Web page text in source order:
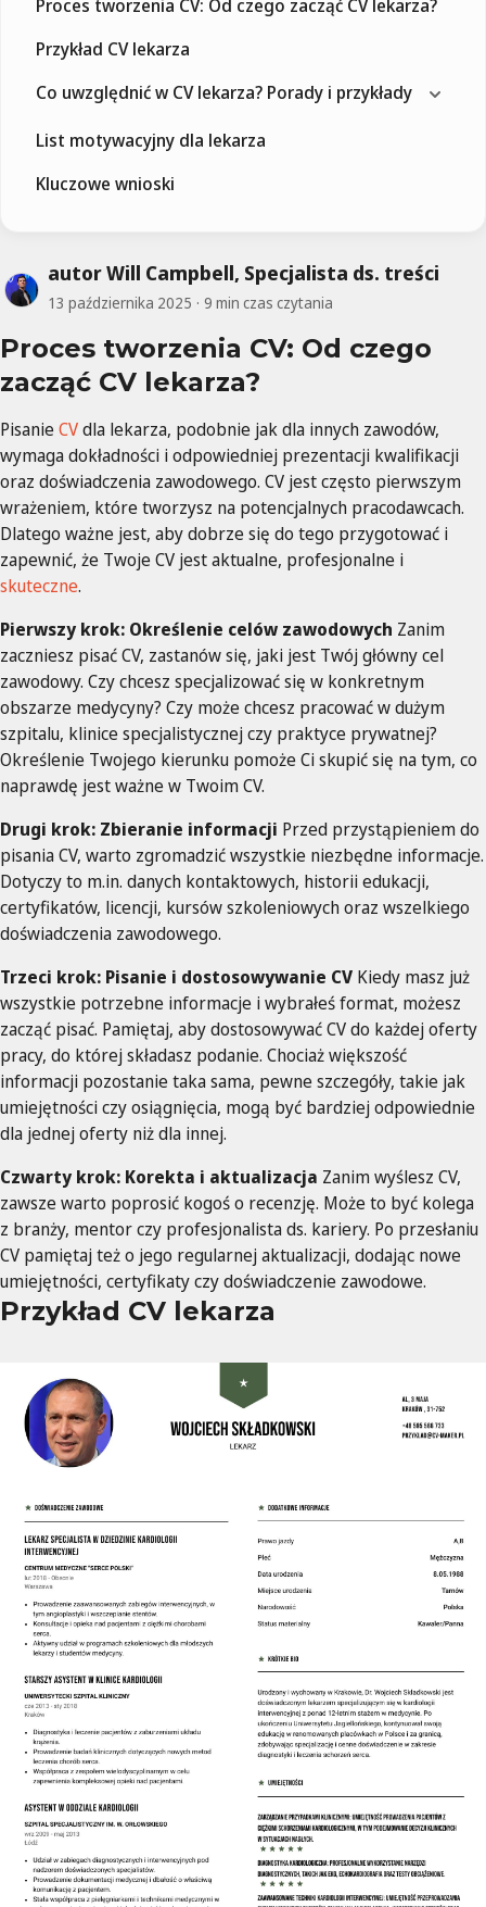
autor Will Campbell, Specjalista ds. treści
13 października 2025 9 min czas czytania
Proces tworzenia CV: Od czego
zacząć CV lekarza?
PisanieCVdla lekarza, podobnie jak dla innych zawodów,
wymaga dokładności i odpowiedniej prezentacji kwalifikacji
oraz doświadczenia zawodowego. CV jest często pierwszym
wrażeniem, które tworzysz na potencjalnych pracodawcach.
Dlatego ważne jest, aby dobrze się do tego przygotować i
zapewnić, że Twoje CV jest aktualne, profesjonalne i
skuteczne.
Pierwszy krok: Określenie celów zawodowych Zanim
zaczniesz pisać CV, zastanów się, jaki jest Twój główny cel
zawodowy. Czy chcesz specjalizować się w konkretnym
obszarze medycyny? Czy może chcesz pracować w dużym
szpitalu, klinice specjalistycznej czy praktyce prywatnej?
Określenie Twojego kierunku pomoże Ci skupić się na tym, co
naprawdę jest ważne w Twoim CV.
Drugi krok: Zbieranie informacji Przed przystąpieniem do
pisania CV, warto zgromadzić wszystkie niezbędne informacje.
Dotyczy to m.in. danych kontaktowych, historii edukacji,
certyfikatów, licencji, kursów szkoleniowych oraz wszelkiego
doświadczenia zawodowego.
Trzeci krok: Pisanie i dostosowywanie CV Kiedy masz już
wszystkie potrzebne informacje i wybrałeś format, możesz
zacząć pisać. Pamiętaj, aby dostosowywać CV do każdej oferty
pracy, do której składasz podanie. Chociaż większość
informacji pozostanie taka sama, pewne szczegóły, takie jak
umiejętności czy osiągnięcia, mogą być bardziej odpowiednie
dla jednej oferty niż dla innej.
Czwarty krok: Korekta i aktualizacja Zanim wyślesz CV,
zawsze warto poprosić kogoś o recenzję. Może to być kolega
z branży, mentor czy profesjonalista ds. kariery. Po przesłaniu
CV pamiętaj też o jego regularnej aktualizacji, dodając nowe
umiejętności, certyfikaty czy doświadczenie zawodowe.
Przykład CV lekarza
Proces tworzenia CV: Od czego zacząć CV lekarza?
Przykład CV lekarza
Co uwzględnić w CV lekarza? Porady i przykłady
List motywacyjny dla lekarza
Kluczowe wnioski